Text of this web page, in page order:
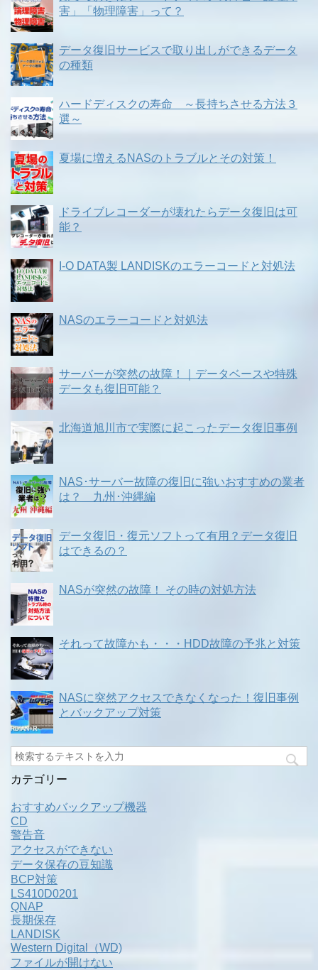
害」「物理障害」って？
データ復旧サービスで取り出しができるデータ
の種類
ハードディスクの寿命 ～長持ちさせる方法３
選～
夏場に増えるNASのトラブルとその対策！
ドライブレコーダーが壊れたらデータ復旧は可
能？
I-O DATA製 LANDISKのエラーコードと対処法
NASのエラーコードと対処法
サーバーが突然の故障！｜データベースや特殊
データも復旧可能？
北海道旭川市で実際に起こったデータ復旧事例
NAS･サーバー故障の復旧に強いおすすめの業者
は？ 九州･沖縄編
データ復旧・復元ソフトって有用？データ復旧
はできるの？
NASが突然の故障！ その時の対処方法
それって故障かも・・・HDD故障の予兆と対策
NASに突然アクセスできなくなった！復旧事例
とバックアップ対策
カテゴリー
おすすめバックアップ機器
CD
警告音
アクセスができない
データ保存の豆知識
BCP対策
LS410D0201
QNAP
長期保存
LANDISK
Western Digital（WD)
ファイルが開けない